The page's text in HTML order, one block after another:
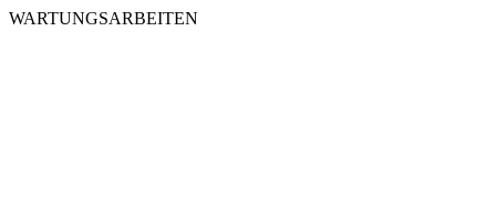
WARTUNGSARBEITEN